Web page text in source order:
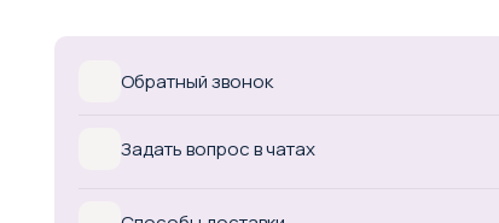
Обратный звонок
Задать вопрос в чатах